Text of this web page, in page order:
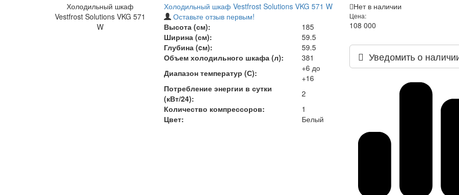
Холодильный шкаф
Vestfrost Solutions VKG 571
W
Холодильный шкаф Vestfrost Solutions VKG 571 W
Оставьте отзыв первым!
Высота (см):
185
Ширина (см):
59.5
Глубина (cм):
59.5
Объем холодильного шкафа (л):
381
Диапазон температур (С):
+6 до
+16
Потребление энергии в сутки
(кВт/24):
2
Количество компрессоров:
1
Цвет:
Белый
Нет в наличии
Цена:
108 000
Уведомить о